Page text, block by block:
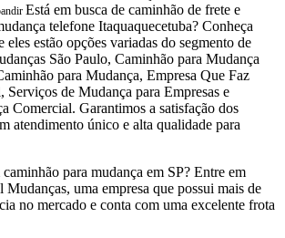
Está em busca de caminhão de frete e
telefone Itaquaquecetuba? Conheça
eles estão opções variadas do segmento de
São Paulo, Caminhão para Mudança
para Mudança, Empresa Que Faz
Serviços de Mudança para Empresas e
Comercial. Garantimos a satisfação dos
atendimento único e alta qualidade para
para mudança em SP? Entre em
Mudanças, uma empresa que possui mais de
no mercado e conta com uma excelente frota